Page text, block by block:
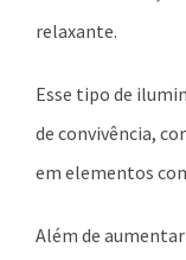
relaxante.
Esse tipo de
de convivência,
em elementos
Além de